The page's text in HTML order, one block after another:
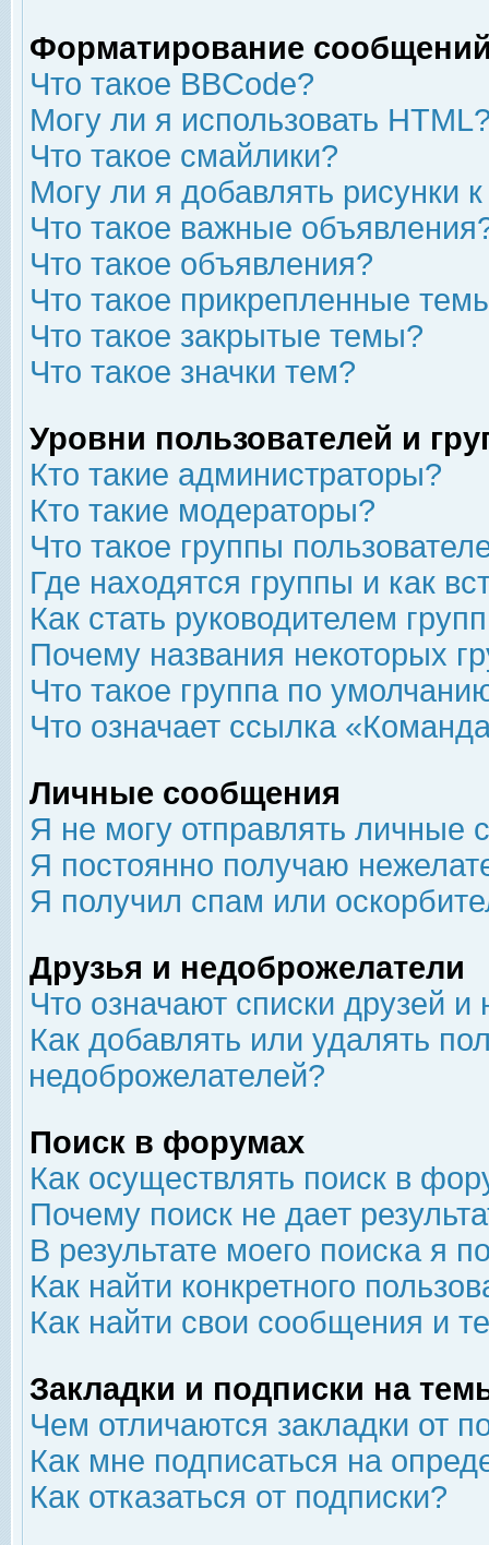
Форматирование
Что такое BBCode?
Могу ли я использовать
Что такое смайлики?
Могу ли я добавлять рисунки
Что такое важные
Что такое объявления?
Что такое прикрепленные
Что такое закрытые темы?
Что такое значки тем?
Уровни пользователей и
Кто такие администраторы?
Кто такие модераторы?
Что такое группы
Где находятся группы и как
Как стать руководителем
Почему названия некоторых
Что такое группа по
Что означает ссылка
Личные сообщения
Я не могу отправлять личные
Я постоянно получаю
Я получил спам или
Друзья и недоброжелатели
Что означают списки друзей
Как добавлять или удалять
недоброжелателей?
Поиск в форумах
Как осуществлять поиск в
Почему поиск не дает
В результате моего поиска я
Как найти конкретного
Как найти свои сообщения и
Закладки и подписки на
Чем отличаются закладки от
Как мне подписаться на
Как отказаться от подписки?